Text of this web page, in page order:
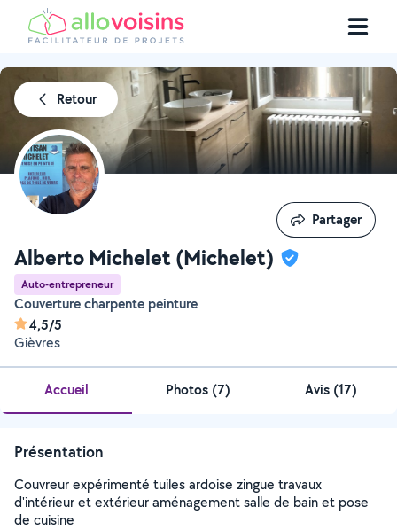
Retour
Alberto Michelet (Michelet)
Auto-entrepreneur
Couverture charpente peinture
4,5/5
Gièvres
Partager
Partager
Accueil Photos (7) Avis (17)
Présentation
Couvreur expérimenté tuiles ardoise zingue travaux
d'intérieur et extérieur aménagement salle de bain et pose
de cuisine